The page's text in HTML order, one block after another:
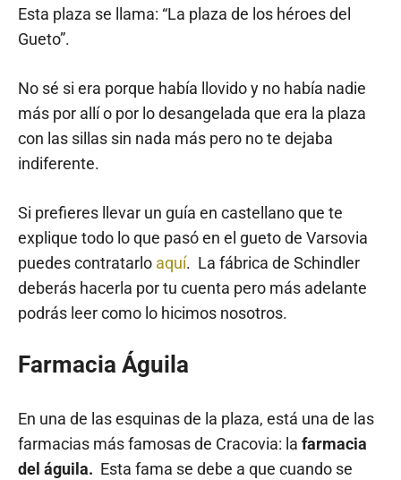
Esta plaza se llama: “La plaza de los héroes del
Gueto”.
No sé si era porque había llovido y no había nadie
más por allí o por lo desangelada que era la plaza
con las sillas sin nada más pero no te dejaba
indiferente.
Si prefieres llevar un guía en castellano que te
explique todo lo que pasó en el gueto de Varsovia
puedes contratarlo aquí. La fábrica de Schindler
deberás hacerla por tu cuenta pero más adelante
podrás leer como lo hicimos nosotros.
Farmacia Águila
En una de las esquinas de la plaza, está una de las
farmacias más famosas de Cracovia: la farmacia
del águila. Esta fama se debe a que cuando se